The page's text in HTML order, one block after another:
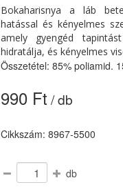
Bokaharisnya a láb
hatással és kényelmes
amely gyengéd
hidratálja, és kényelmes
Összetétel: 85% poliamid.
990 Ft / db
Cikkszám: 8967-5500
db